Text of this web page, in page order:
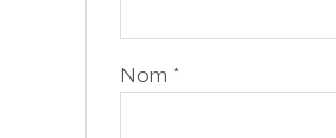
Nom *